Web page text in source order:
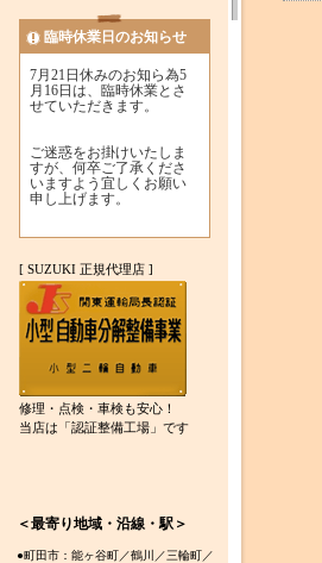
臨時休業日のお知らせ
7月21日休みのお知ら為5
月16日は、臨時休業とさ
せていただきます。
ご迷惑をお掛けいたしま
すが、何卒ご了承くださ
いますよう宜しくお願い
申し上げます。
[ SUZUKI 正規代理店 ]
修理・点検・車検も安心！
当店は「認証整備工場」です
＜最寄り地域・沿線・駅＞
●町田市：能ヶ谷町／鶴川／三輪町／